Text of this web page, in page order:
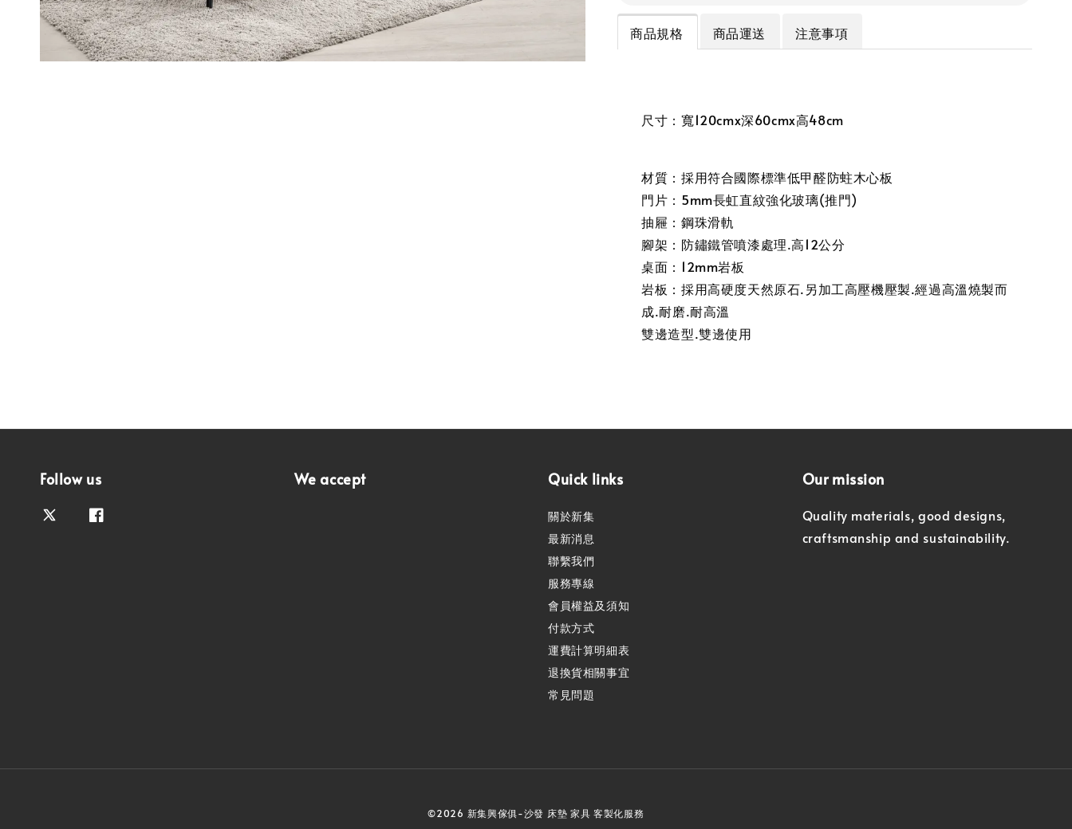
商品規格 商品運送 注意事項
尺寸：寬120cmx深60cmx高48cm
材質：採用符合國際標準低甲醛防蛀木心板
門片：5mm長虹直紋強化玻璃(推門)
抽屜：鋼珠滑軌
腳架：防鏽鐵管噴漆處理.高12公分
桌面：12mm岩板
岩板：採用高硬度天然原石.另加工高壓機壓製.經過高溫燒製而
成.耐磨.耐高溫
雙邊造型.雙邊使用
Follow us We accept Quick links
關於新集
最新消息
聯繫我們
服務專線
會員權益及須知
付款方式
運費計算明細表
退換貨相關事宜
常見問題
Our mission
Quality materials, good designs,
craftsmanship and sustainability.
©2026 新集興傢俱-沙發 床墊 家具 客製化服務